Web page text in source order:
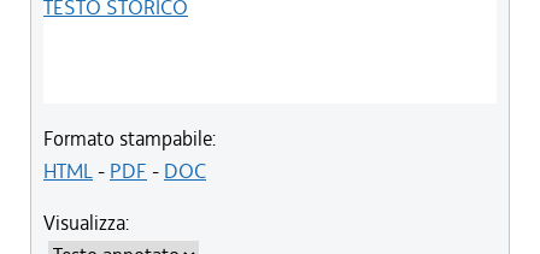
TESTO STORICO
Formato stampabile:
HTML- PDF - DOC
Visualizza: